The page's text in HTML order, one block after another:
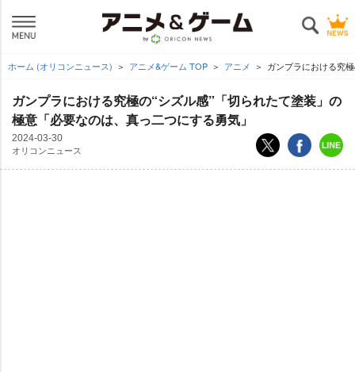
ホーム (オリコンニュース) アニメ&ゲーム TOP アニメ ガンプラにおける究
ガンプラにおける究極の“シズル感”「切られたて塗装」の
極意「必要なのは、真っ二つにする勇気」
2024-03-30
オリコンニュース